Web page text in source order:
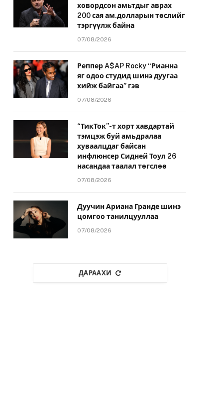
ховордсон амьтдыг аврах
200 сая ам.долларын төслийг
тэргүүлж байна
07/08/2026
Реппер A$AP Rocky “Рианна
яг одоо студид шинэ дуугаа
хийж байгаа” гэв
07/08/2026
“ТикТок”-т хорт хавдартай
тэмцэж буй амьдралаа
хуваалцдаг байсан
инфлюнсер Сидней Тоул 26
насандаа таалал төгслөө
07/08/2026
Дуучин Ариана Гранде шинэ
цомгоо танилцууллаа
07/08/2026
ДАРААХИ